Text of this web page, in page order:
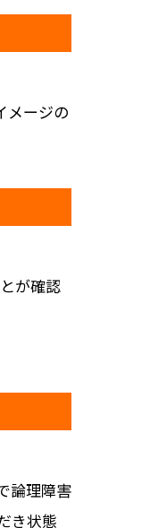
メージの
が確認
論理障害
き状態